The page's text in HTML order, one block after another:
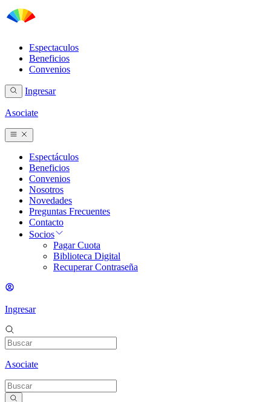
Espectaculos
Beneficios
Convenios
Ingresar
Asociate
Espectáculos
Beneficios
Convenios
Nosotros
Novedades
Preguntas Frecuentes
Contacto
Socios
Pagar Cuota
Biblioteca Digital
Recuperar Contraseña
Ingresar
Asociate